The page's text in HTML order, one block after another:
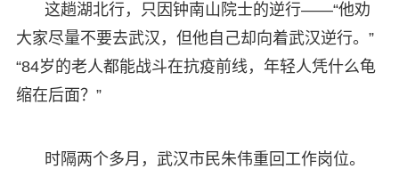
这趟湖北行，只因钟南山院士的逆行——“他劝
大家尽量不要去武汉，但他自己却向着武汉逆行。”
“84岁的老人都能战斗在抗疫前线，年轻人凭什么龟
缩在后面？”
时隔两个多月，武汉市民朱伟重回工作岗位。